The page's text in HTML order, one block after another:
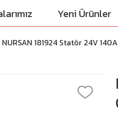
Yeni Ürünler
NURSAN 181924 Statör 24V